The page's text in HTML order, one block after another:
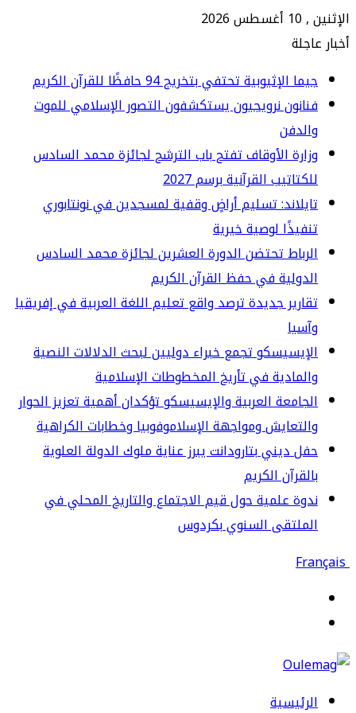
الإثيوبية تحتفي بتخريج 94 حافظًا للقرآن الكريم
نرويجيون يستكشفون التصور الإسلامي للموت
الأوقاف تفتح باب الترشح لجائزة محمد السادس
القرآنية برسم 2027
تسليم أراضٍ وقفية لمسجدين في نونتابوري
لوصية خيرية
تحتضن الدورة العشرين لجائزة محمد السادس
في حفظ القرآن الكريم
جديدة ترصد واقع تعليم اللغة العربية في إفريقيا
تجمع خبراء دوليين لبحث الدلالات النصية
في تأريخ المخطوطات الإسلامية
العربية والإيسيسكو تؤكدان أهمية تعزيز الحوار
ومواجهة الإسلاموفوبيا وخطابات الكراهية
ديني بتارودانت يبرز عناية ملوك الدولة العلوية
الكريم
علمية حول قيم الاجتماع والتاريخ المحلي في
السنوي بكردوس